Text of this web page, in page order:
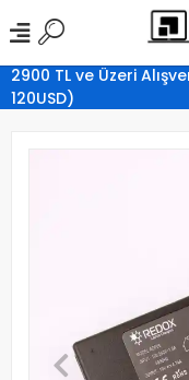
2900 TL ve Üzeri
120USD)